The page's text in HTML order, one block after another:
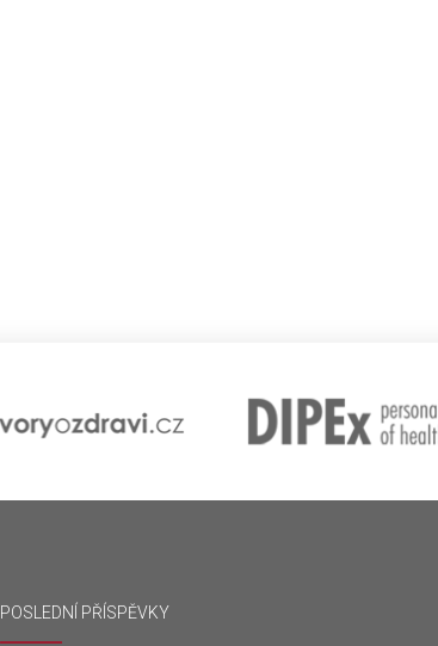
POSLEDNÍ PŘÍSPĚVKY